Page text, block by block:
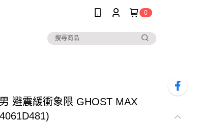
0
男 避震緩衝象限 GHOST MAX